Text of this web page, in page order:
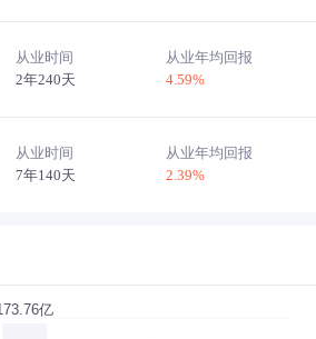
从业时间
2年240天
从业年均回报
4.59%
从业时间
7年140天
从业年均回报
2.39%